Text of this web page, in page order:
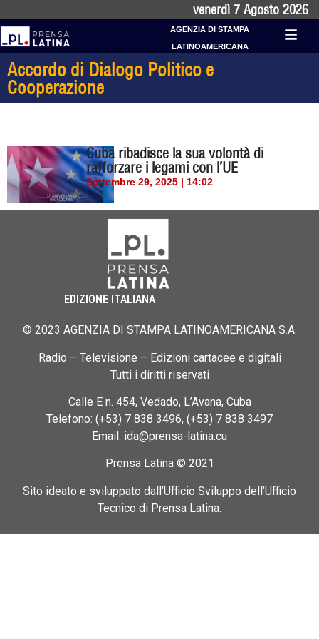
venerdì 7 Agosto 2026
AGENZIA DI STAMPA
LATINOAMERICANA
Accordo di Dialogo Politico e
Cooperazione
Cuba ribadisce la sua volontà di
rafforzare i legami con l’UE
Settembre 29, 2025 | 14:02
EDIZIONE ITALIANA
© 2023 AGENZIA DI STAMPA LATINOAMERICANA S.A.
Radio – Televisione – Edizioni cartacee e digitali
Tutti i diritti riservati
Calle E n. 454, Vedado, L’Avana, Cuba
Telefono: (+53) 7 838 3496, (+53) 7 838 3497
Email: ida@prensa-latina.cu
Prensa Latina © 2021
Sito ideato e sviluppato dall’Ufficio Sviluppo dell’Ufficio
Tecnico di Prensa Latina.